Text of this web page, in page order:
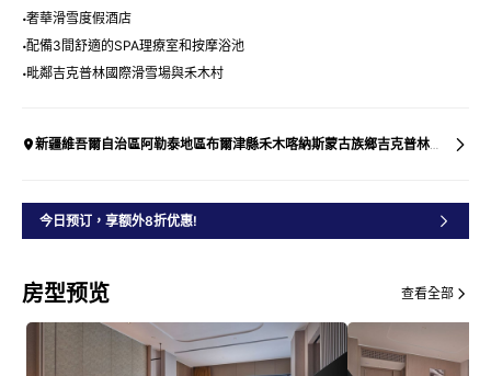
奢華滑雪度假酒店
配備3間舒適的SPA理療室和按摩浴池
毗鄰吉克普林國際滑雪場與禾木村
新疆維吾爾自治區阿勒泰地區布爾津縣禾木喀納斯蒙古族鄉吉克普林國際滑雪度假區西區大廳南150米
今日预订，享额外8折优惠!
房型预览 查看全部